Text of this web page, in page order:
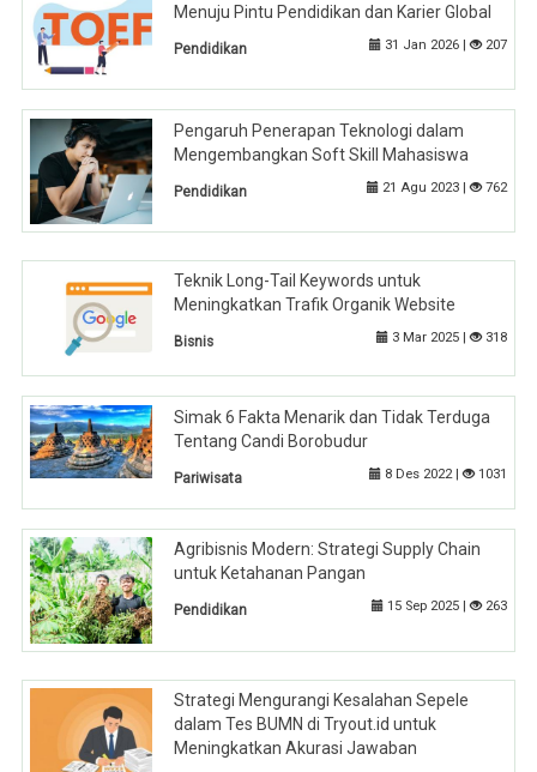
Menuju Pintu Pendidikan dan Karier Global
Pendidikan 31 Jan 2026 | 207
Pengaruh Penerapan Teknologi dalam
Mengembangkan Soft Skill Mahasiswa
Pendidikan 21 Agu 2023 | 762
Teknik Long-Tail Keywords untuk
Meningkatkan Trafik Organik Website
Bisnis 3 Mar 2025 | 318
Simak 6 Fakta Menarik dan Tidak Terduga
Tentang Candi Borobudur
Pariwisata 8 Des 2022 | 1031
Agribisnis Modern: Strategi Supply Chain
untuk Ketahanan Pangan
Pendidikan 15 Sep 2025 | 263
Strategi Mengurangi Kesalahan Sepele
dalam Tes BUMN di Tryout.id untuk
Meningkatkan Akurasi Jawaban